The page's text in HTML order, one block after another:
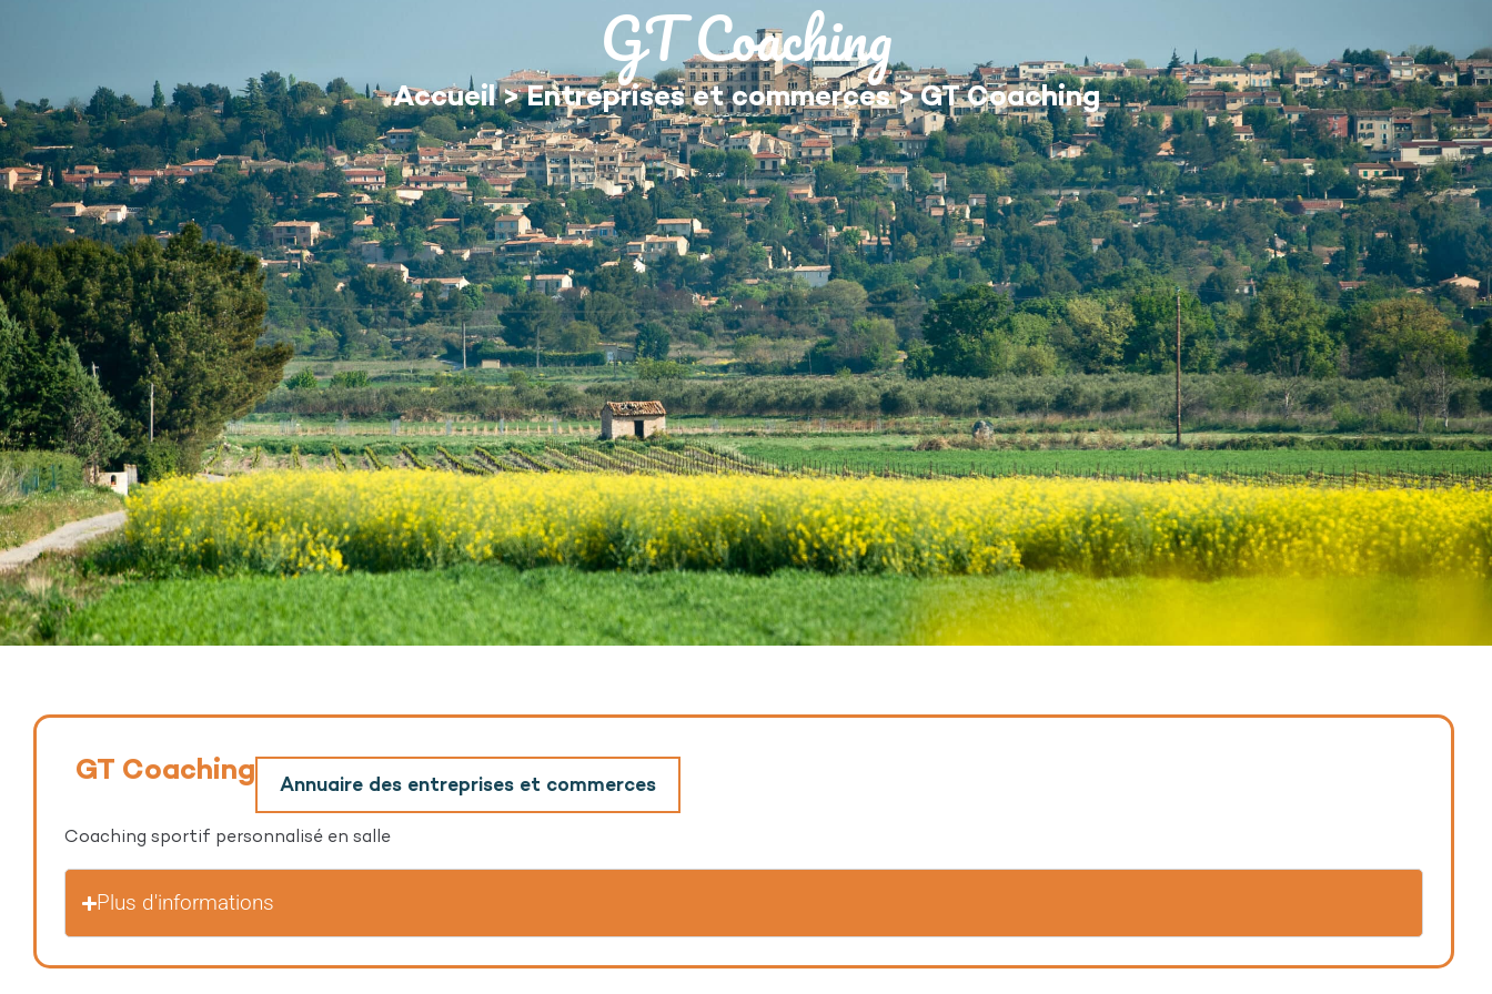
MON QUOTIDIEN DÉCOUVRIR ÉGUILLES
GT Coaching
Accueil>Entreprises et commerces>GT Coaching
GT Coaching Annuaire des entreprises et commerces
Coaching sportif personnalisé en salle
Plus d'informations